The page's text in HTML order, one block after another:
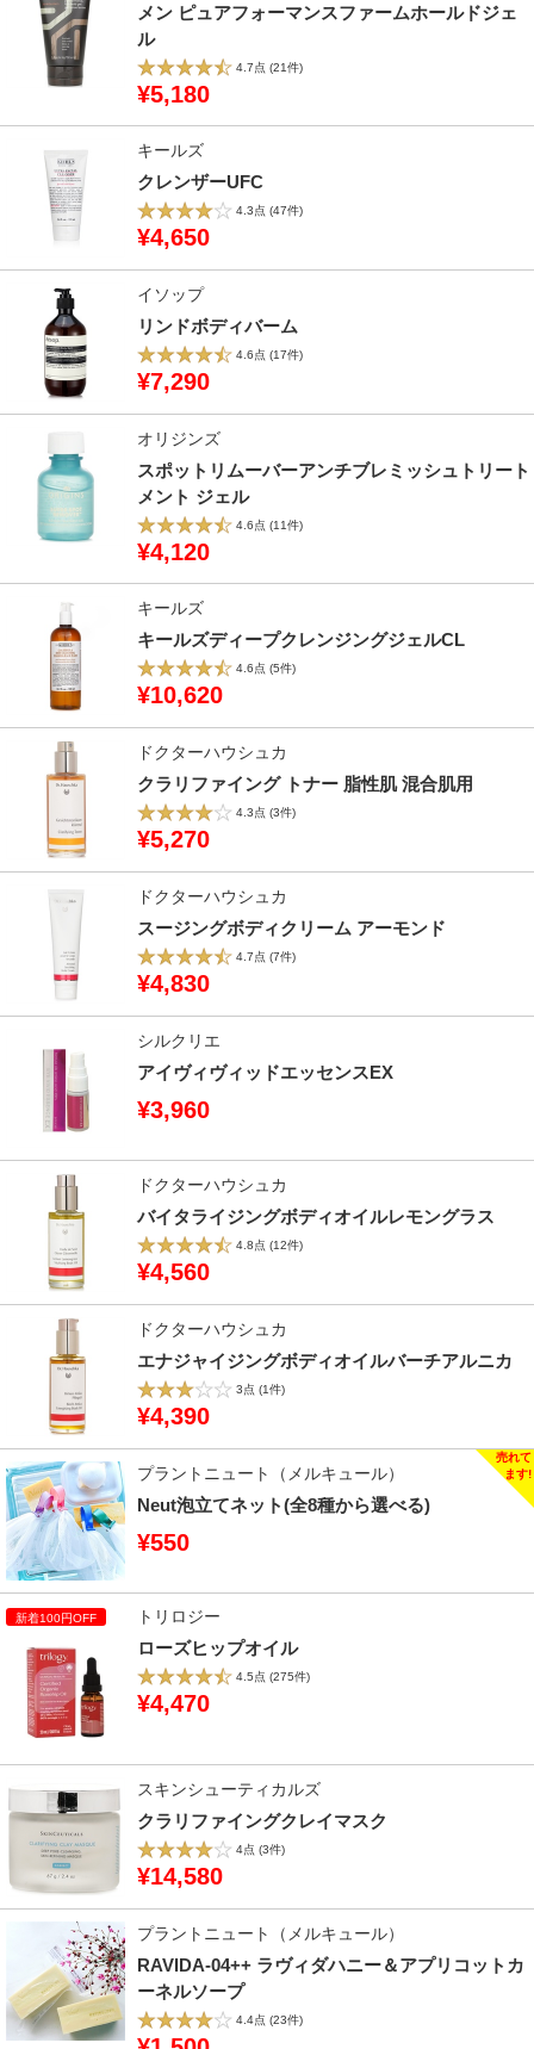
メン ピュアフォーマンスファームホールドジェ
ル
4.7点 (21件)
¥5,180
キールズ
クレンザーUFC
4.3点 (47件)
¥4,650
イソップ
リンドボディバーム
4.6点 (17件)
¥7,290
オリジンズ
スポットリムーバーアンチブレミッシュトリート
メント ジェル
4.6点 (11件)
¥4,120
キールズ
キールズディープクレンジングジェルCL
4.6点 (5件)
¥10,620
ドクターハウシュカ
クラリファイング トナー 脂性肌 混合肌用
4.3点 (3件)
¥5,270
ドクターハウシュカ
スージングボディクリーム アーモンド
4.7点 (7件)
¥4,830
シルクリエ
アイヴィヴィッドエッセンスEX
¥3,960
ドクターハウシュカ
バイタライジングボディオイルレモングラス
4.8点 (12件)
¥4,560
ドクターハウシュカ
エナジャイジングボディオイルバーチアルニカ
3点 (1件)
¥4,390
プラントニュート（メルキュール）
Neut泡立てネット(全8種から選べる)
¥550
トリロジー
ローズヒップオイル
4.5点 (275件)
¥4,470
スキンシューティカルズ
クラリファイングクレイマスク
4点 (3件)
¥14,580
プラントニュート（メルキュール）
RAVIDA-04++ ラヴィダハニー＆アプリコットカ
ーネルソープ
4.4点 (23件)